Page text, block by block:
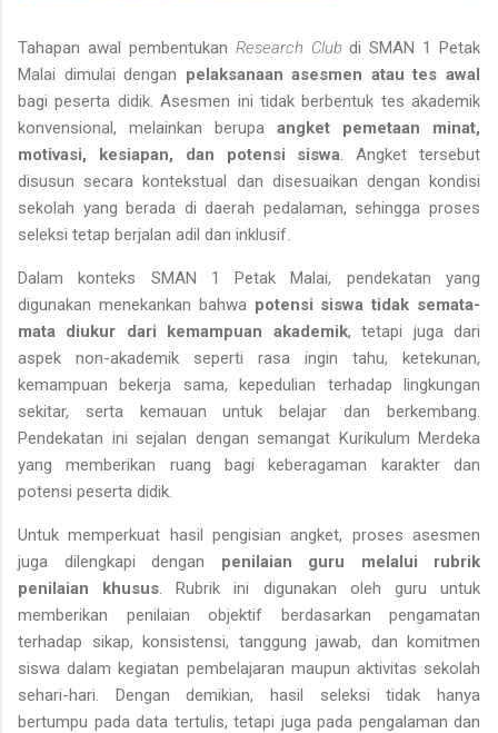
Tahapan awal pembentukan Research Clubdi SMAN 1 Petak
Malai dimulai dengan pelaksanaan asesmen atau tes awal
bagi peserta didik. Asesmen ini tidak berbentuk tes akademik
konvensional, melainkan berupa angket pemetaan minat,
motivasi, kesiapan, dan potensi siswa. Angket tersebut
disusun secara kontekstual dan disesuaikan dengan kondisi
sekolah yang berada di daerah pedalaman, sehingga proses
seleksi tetap berjalan adil dan inklusif.
Dalam konteks SMAN 1 Petak Malai, pendekatan yang
digunakan menekankan bahwa potensi siswa tidak semata-
mata diukur dari kemampuan akademik, tetapi juga dari
aspek non-akademik seperti rasa ingin tahu, ketekunan,
kemampuan bekerja sama, kepedulian terhadap lingkungan
sekitar, serta kemauan untuk belajar dan berkembang.
Pendekatan ini sejalan dengan semangat Kurikulum Merdeka
yang memberikan ruang bagi keberagaman karakter dan
potensi peserta didik.
Untuk memperkuat hasil pengisian angket, proses asesmen
juga dilengkapi dengan penilaian guru melalui rubrik
penilaian khusus. Rubrik ini digunakan oleh guru untuk
memberikan penilaian objektif berdasarkan pengamatan
terhadap sikap, konsistensi, tanggung jawab, dan komitmen
siswa dalam kegiatan pembelajaran maupun aktivitas sekolah
sehari-hari. Dengan demikian, hasil seleksi tidak hanya
bertumpu pada data tertulis, tetapi juga pada pengalaman dan